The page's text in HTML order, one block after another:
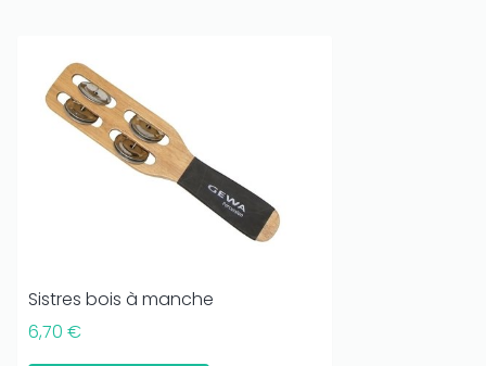
Sistres bois à manche
6,70 €